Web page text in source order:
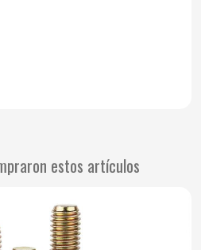
estos artículos